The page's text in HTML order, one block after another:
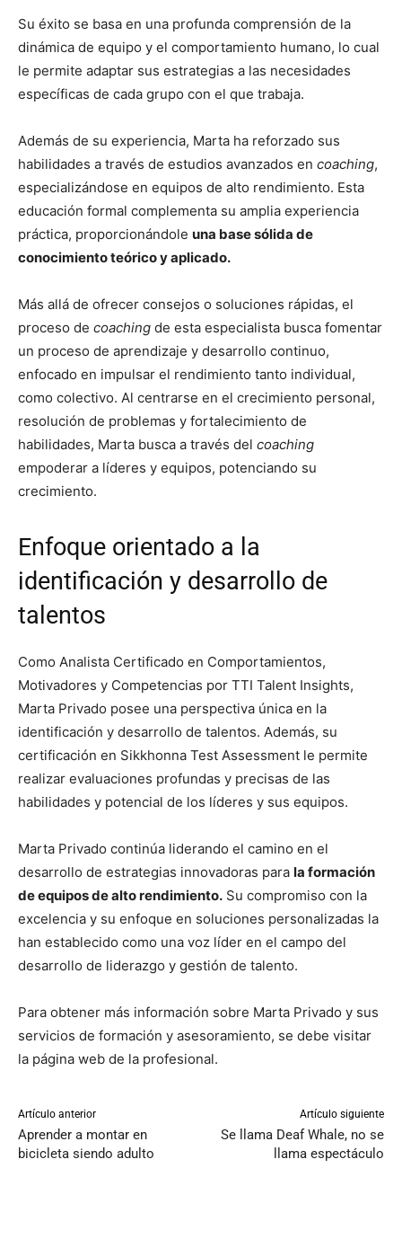
Su éxito se basa en una profunda comprensión de la
dinámica de equipo y el comportamiento humano, lo cual
le permite adaptar sus estrategias a las necesidades
específicas de cada grupo con el que trabaja.
Además de su experiencia, Marta ha reforzado sus
habilidades a través de estudios avanzados en coaching,
especializándose en equipos de alto rendimiento. Esta
educación formal complementa su amplia experiencia
práctica, proporcionándole una base sólida de
conocimiento teórico y aplicado.
Más allá de ofrecer consejos o soluciones rápidas, el
proceso de coaching de esta especialista busca fomentar
un proceso de aprendizaje y desarrollo continuo,
enfocado en impulsar el rendimiento tanto individual,
como colectivo. Al centrarse en el crecimiento personal,
resolución de problemas y fortalecimiento de
habilidades, Marta busca a través del coaching
empoderar a líderes y equipos, potenciando su
crecimiento.
Enfoque orientado a la
identificación y desarrollo de
talentos
Como Analista Certificado en Comportamientos,
Motivadores y Competencias por TTI Talent Insights,
Marta Privado posee una perspectiva única en la
identificación y desarrollo de talentos. Además, su
certificación en Sikkhonna Test Assessment le permite
realizar evaluaciones profundas y precisas de las
habilidades y potencial de los líderes y sus equipos.
Marta Privado continúa liderando el camino en el
desarrollo de estrategias innovadoras para la formación
de equipos de alto rendimiento. Su compromiso con la
excelencia y su enfoque en soluciones personalizadas la
han establecido como una voz líder en el campo del
desarrollo de liderazgo y gestión de talento.
Para obtener más información sobre Marta Privado y sus
servicios de formación y asesoramiento, se debe visitar
la página web de la profesional.
Artículo anterior
Aprender a montar en
bicicleta siendo adulto
Artículo siguiente
Se llama Deaf Whale, no se
llama espectáculo